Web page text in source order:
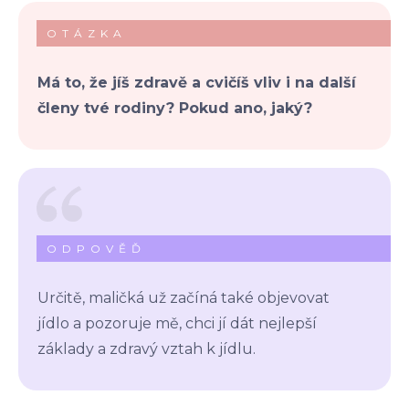
OTÁZKA
Má to, že jíš zdravě a cvičíš vliv i na další
členy tvé rodiny? Pokud ano, jaký?
ODPOVĚĎ
Určitě, maličká už začíná také objevovat
jídlo a pozoruje mě, chci jí dát nejlepší
základy a zdravý vztah k jídlu.